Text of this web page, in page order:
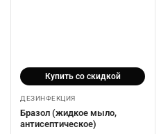
Купить со скидкой
ДЕЗИНФЕКЦИЯ
Бразол (жидкое мыло,
антисептическое)